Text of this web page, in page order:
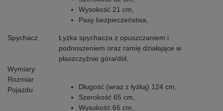
Wysokość 21 cm,
Pasy bezpieczeństwa,
Spychacz
Łyżka spychacza z opuszczaniem i
podnoszeniem oraz ramię działające w
płaszczyźnie góra/dół,
Wymiary
Rozmiar
Pojazdu
Długość (wraz z łyżką) 124 cm,
Szerokość 65 cm,
Wysokość 65 cm,